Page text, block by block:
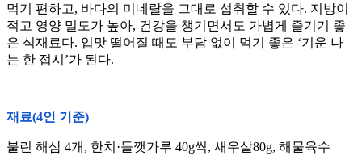
먹기 편하고, 바다의 미네랄을 그대로 섭취할 수 있다. 지방이
적고 영양 밀도가 높아, 건강을 챙기면서도 가볍게 즐기기 좋
은 식재료다. 입맛 떨어질 때도 부담 없이 먹기 좋은 ‘기운 나
는 한 접시’가 된다.
재료(4인 기준)
불린 해삼 4개, 한치·들깻가루 40g씩, 새우살80g, 해물육수